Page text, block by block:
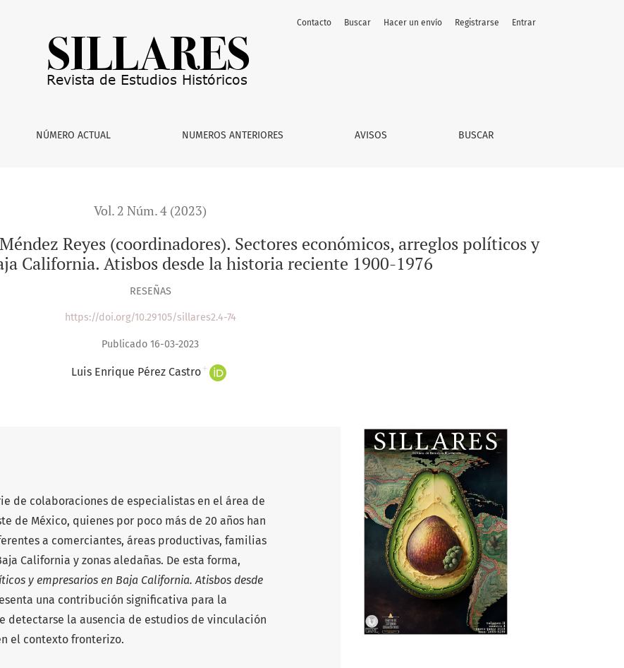
Sectores económicos, arreglos políticos y empresarios en Baja California. Atisbos desde la historia
NÚMERO ACTUAL NUMEROS ANTERIORES AVISOS BUSCAR
Contacto Buscar Hacer un envío Registrarse Entrar
Vol. 2 Núm. 4 (2023)
Reyes (coordinadores). Sectores económicos, arreglos políticos y
California. Atisbos desde la historia reciente 1900-1976
RESEÑAS
https://doi.org/10.29105/sillares2.4-74
Publicado 16-03-2023
Luis Enrique Pérez Castro +
de colaboraciones de especialistas en el área de
de México, quienes por poco más de 20 años han
a comerciantes, áreas productivas, familias
California y zonas aledañas. De esta forma,
y empresarios en Baja California. Atisbos desde
una contribución significativa para la
detectarse la ausencia de estudios de vinculación
el contexto fronterizo.